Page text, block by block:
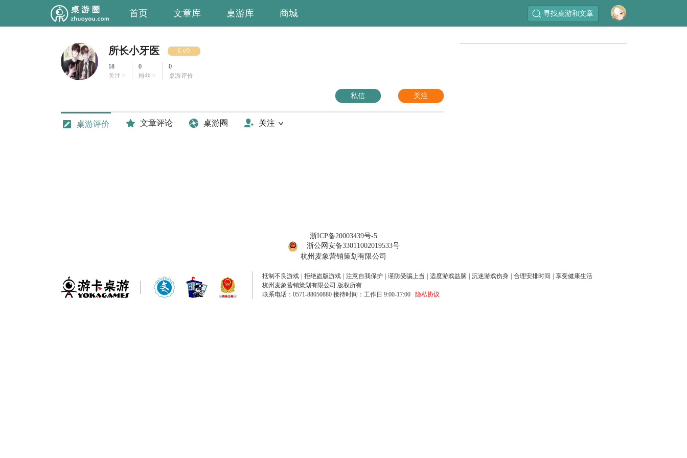
首页 文章库 桌游库 商城 寻找桌游和文章
所长小牙医 Lv9
18
关注 >
0
粉丝 >
0
桌游评价
私信 关注
桌游评价 文章评论 桌游圈 关注
浙ICP备20003439号-5
浙公网安备33011002019533号
杭州麦象营销策划有限公司
抵制不良游戏 拒绝盗版游戏 注意自我保护 谨防受骗上当 适度游戏益脑 沉迷游戏伤身 合理安排时间
享受健康生活
杭州麦象营销策划有限公司 版权所有
联系电话：0571-88050880 接待时间：工作日 9:00-17:00
隐私协议